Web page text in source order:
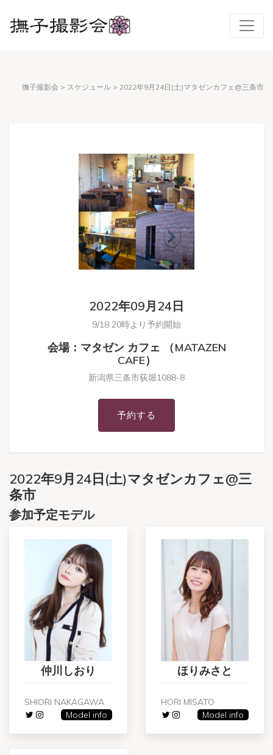
撫子撮影会 > スケジュール > 2022年9月24日(土)マタゼンカフェ@三条市
2022年09月24日
9/18 20時より予約開始
会場：マタゼン カフェ （MATAZEN
CAFE）
新潟県三条市荻堀1088-8
予約する
2022年9月24日(土)マタゼンカフェ@三
条市
参加予定モデル
仲川しおり
SHIORI NAKAGAWA
Model info
ほりみさと
HORI MISATO
Model info